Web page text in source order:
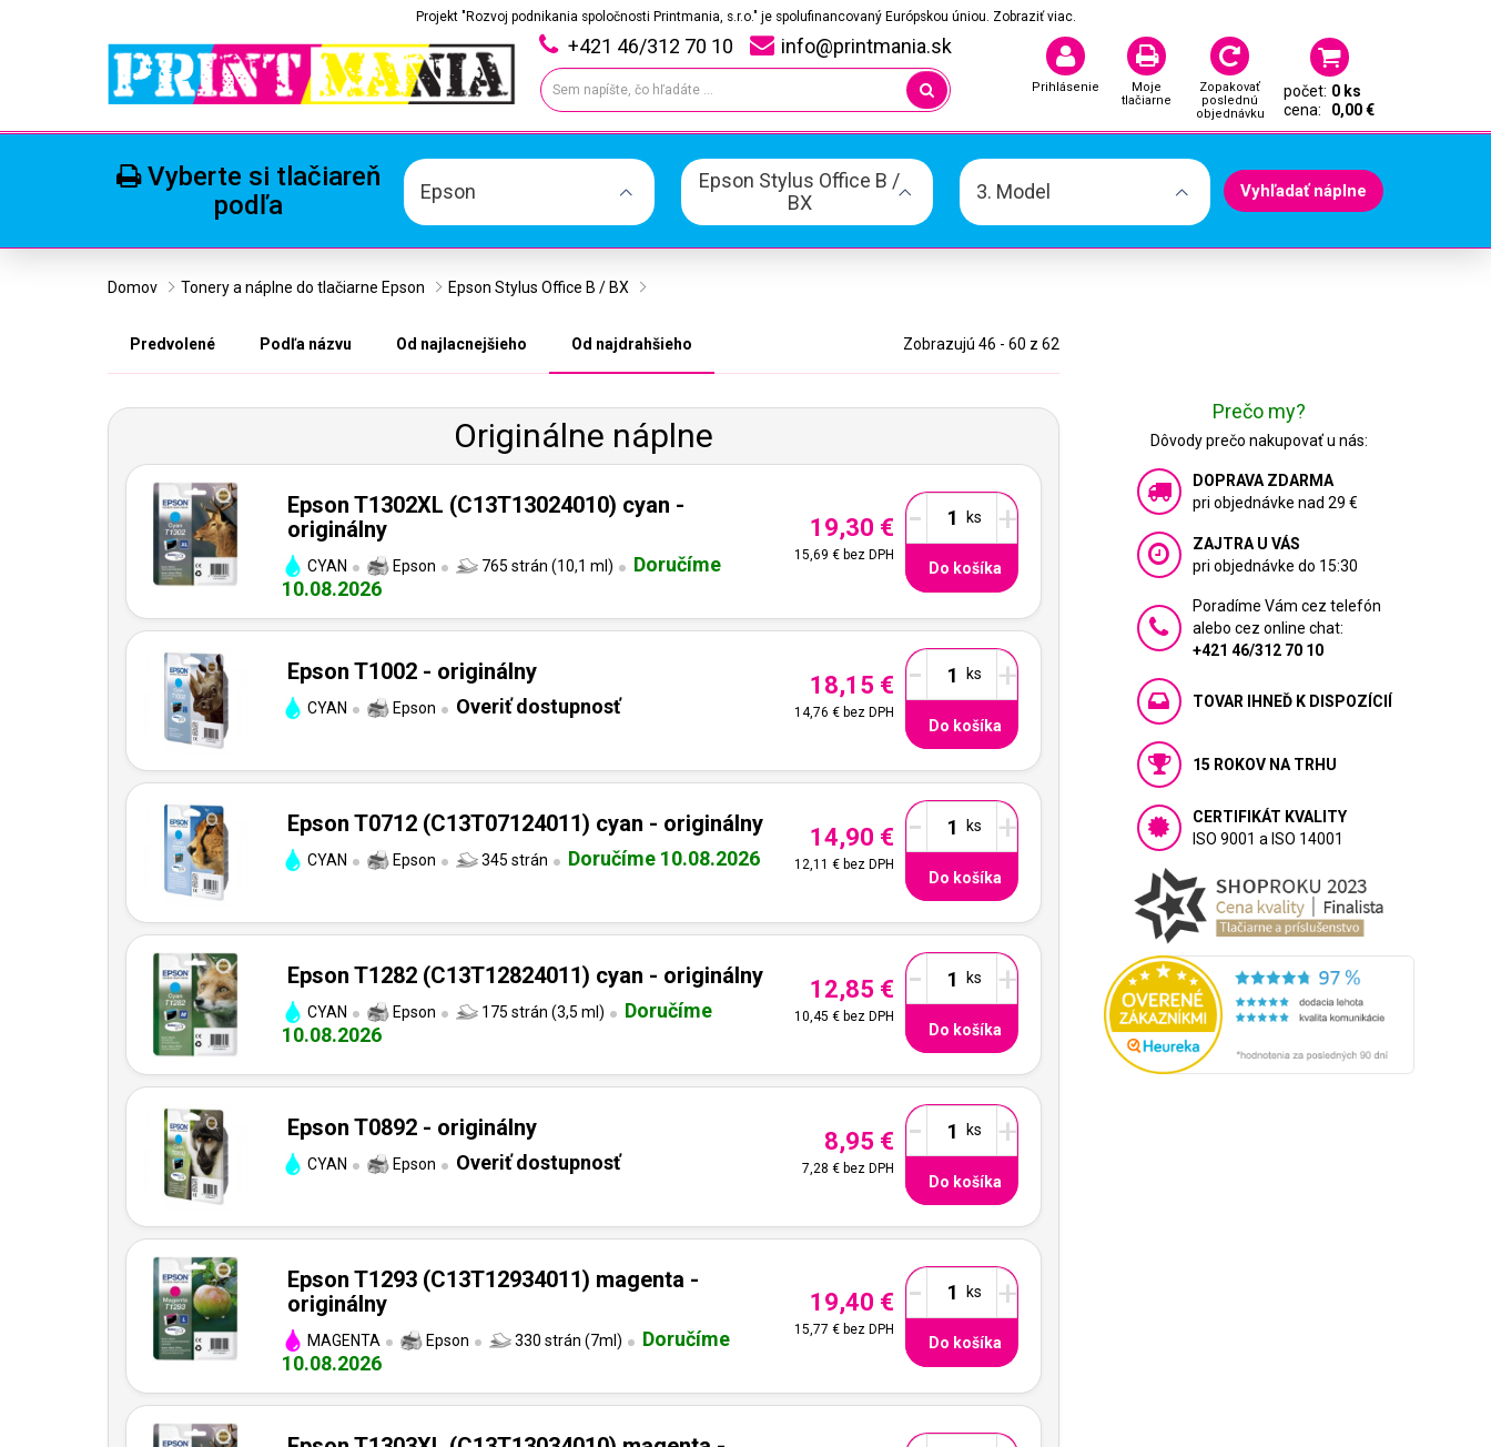
Projekt "Rozvoj podnikania spoločnosti Printmania, s.r.o." je spolufinancovaný Európskou úniou. Zobraziť viac.
+421 46/312 70 10 info@printmania.sk
Prihlásenie
Moje
tlačiarne
Zopakovať
poslednú
objednávku
počet: 0 ks
cena:
0,00 €
Vyberte si tlačiareň
podľa
Epson
Epson Stylus Office B /
BX
3. Model Vyhľadať náplne
Domov Tonery a náplne do tlačiarne Epson Epson Stylus Office B / BX
Predvolené Podľa názvu Od najlacnejšieho Od najdrahšieho Zobrazujú 46 - 60 z 62
Originálne náplne
Epson T1302XL (C13T13024010) cyan -
originálny
CYAN Epson 765 strán (10,1 ml)
Doručíme
10.08.2026
19,30 €
15,69 €bez DPH
- +
Do košíka
Epson T1002 - originálny
CYAN Epson Overiť dostupnosť
18,15 €
14,76 €bez DPH
- +
Do košíka
Epson T0712 (C13T07124011) cyan - originálny
CYAN Epson 345 strán Doručíme 10.08.2026
14,90 €
12,11 €bez DPH
- +
Do košíka
Epson T1282 (C13T12824011) cyan - originálny
CYAN Epson 175 strán (3,5 ml)
Doručíme
10.08.2026
12,85 €
10,45 €bez DPH
- +
Do košíka
Epson T0892 - originálny
CYAN Epson Overiť dostupnosť
8,95 €
7,28 €bez DPH
- +
Do košíka
Epson T1293 (C13T12934011) magenta -
originálny
MAGENTA Epson 330 strán (7ml)
Doručíme
10.08.2026
19,40 €
15,77 €bez DPH
- +
Do košíka
Prečo my?
Dôvody prečo nakupovať u nás:
DOPRAVA ZDARMA
pri objednávke nad 29 €
ZAJTRA U VÁS
pri objednávke do 15:30
Poradíme Vám cez telefón
alebo cez online chat:
+421 46/312 70 10
TOVAR IHNEĎ K DISPOZÍCIÍ
15 ROKOV NA TRHU
CERTIFIKÁT KVALITY
ISO 9001 a ISO 14001